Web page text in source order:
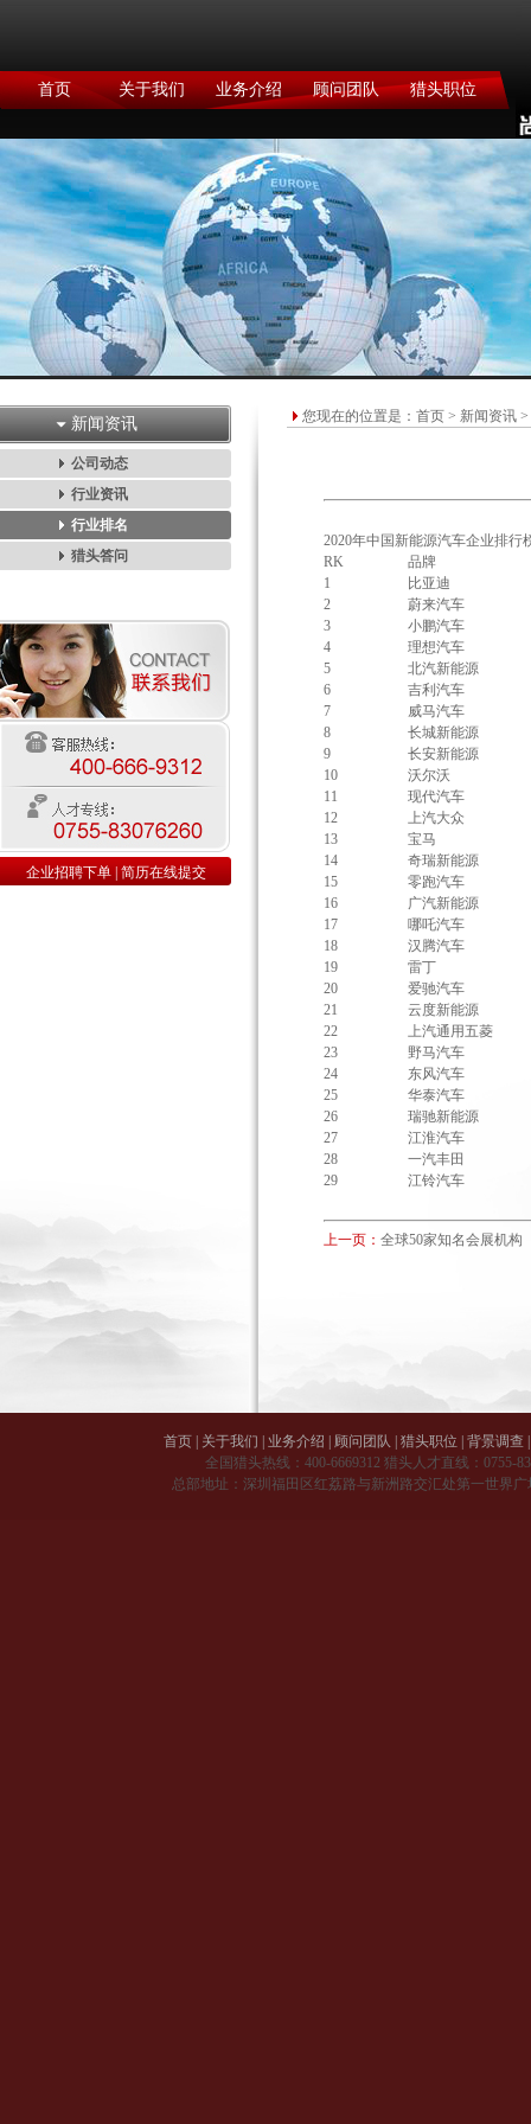
首页 关于我们 业务介绍 顾问团队 猎头职位
新闻资讯
公司动态
行业资讯
行业排名
猎头答问
企业招聘下单 简历在线提交
您现在的位置是： 首页 > 新闻资讯 >
2020年中国新能源汽车企业排行
RK
品牌
1
比亚迪
2
蔚来汽车
3
小鹏汽车
4
理想汽车
5
北汽新能源
6
吉利汽车
7
威马汽车
8
长城新能源
9
长安新能源
10
沃尔沃
11
现代汽车
12
上汽大众
13
宝马
14
奇瑞新能源
15
零跑汽车
16
广汽新能源
17
哪吒汽车
18
汉腾汽车
19
雷丁
20
爱驰汽车
21
云度新能源
22
上汽通用五菱
23
野马汽车
24
东风汽车
25
华泰汽车
26
瑞驰新能源
27
江淮汽车
28
一汽丰田
29
江铃汽车
上一页： 全球50家知名会展机构
首页 关于我们 业务介绍 顾问团队 猎头职位 背景调查
全国猎头热线： 400-6669312 猎头人才直线： 0755-
总部地址：深圳福田区红荔路与新洲路交汇处第一世界